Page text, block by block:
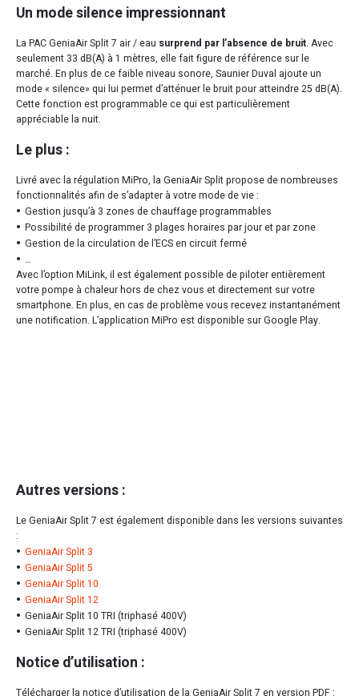
Un mode silence impressionnant
La PAC GeniaAir Split 7 air / eau surprend par l’absence de bruit. Avec
seulement 33 dB(A) à 1 mètres, elle fait figure de référence sur le
marché. En plus de ce faible niveau sonore, Saunier Duval ajoute un
mode « silence» qui lui permet d’atténuer le bruit pour atteindre 25 dB(A).
Cette fonction est programmable ce qui est particulièrement
appréciable la nuit.
Le plus :
Livré avec la régulation MiPro, la GeniaAir Split propose de nombreuses
fonctionnalités afin de s’adapter à votre mode de vie :
Gestion jusqu’à 3 zones de chauffage programmables
Possibilité de programmer 3 plages horaires par jour et par zone
Gestion de la circulation de l’ECS en circuit fermé
…
Avec l’option MiLink, il est également possible de piloter entièrement
votre pompe à chaleur hors de chez vous et directement sur votre
smartphone. En plus, en cas de problème vous recevez instantanément
une notification. L’application MiPro est disponible sur Google Play.
Autres versions :
Le GeniaAir Split 7 est également disponible dans les versions suivantes
:
GeniaAir Split 3
GeniaAir Split 5
GeniaAir Split 10
GeniaAir Split 12
GeniaAir Split 10 TRI (triphasé 400V)
GeniaAir Split 12 TRI (triphasé 400V)
Notice d’utilisation :
Télécharger la notice d’utilisation de la GeniaAir Split 7 en version PDF :